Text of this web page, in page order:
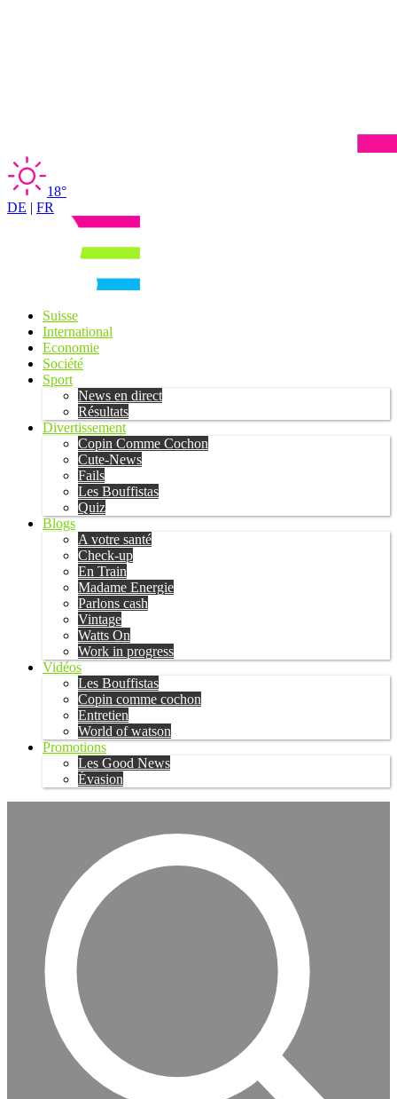
18°
DE | FR
Suisse
International
Economie
Société
Sport
News en direct
Résultats
Divertissement
Copin Comme Cochon
Cute-News
Fails
Les Bouffistas
Quiz
Blogs
A votre santé
Check-up
En Train
Madame Energie
Parlons cash
Vintage
Watts On
Work in progress
Vidéos
Les Bouffistas
Copin comme cochon
Entretien
World of watson
Promotions
Les Good News
Évasion